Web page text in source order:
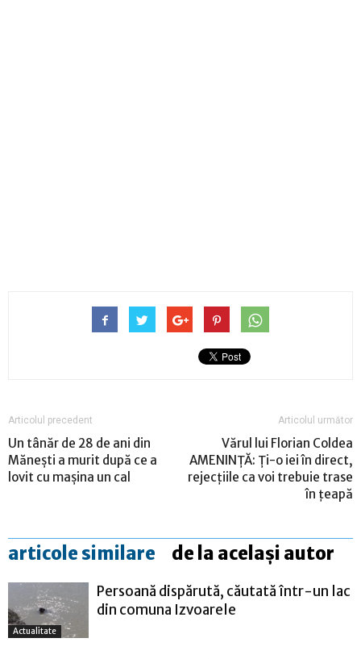
Articolul precedent
Un tânăr de 28 de ani din
Mănești a murit după ce a
lovit cu mașina un cal
Articolul următor
Vărul lui Florian Coldea
AMENINȚĂ: Ți-o iei în direct,
rejecțiile ca voi trebuie trase
în țeapă
articole similare de la același autor
Actualitate
Persoană dispărută, căutată într-un lac
din comuna Izvoarele